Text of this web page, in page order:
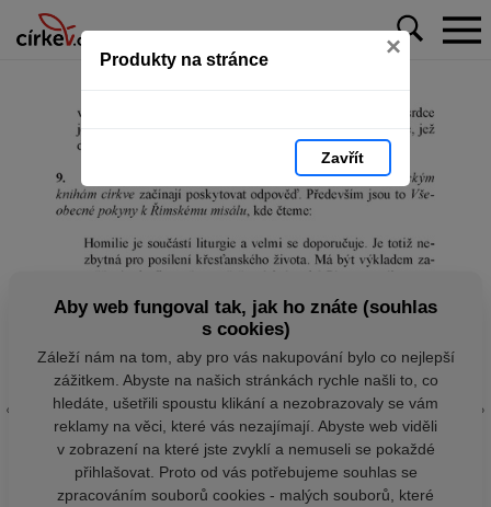
Produkty na stránce ×
Zavřít
Aby web fungoval tak, jak ho znáte (souhlas
s cookies)
Záleží nám na tom, aby pro vás nakupování bylo co nejlepší
zážitkem. Abyste na našich stránkách rychle našli to, co
hledáte, ušetřili spoustu klikání a nezobrazovaly se vám
reklamy na věci, které vás nezajímají. Abyste web viděli
v zobrazení na které jste zvyklí a nemuseli se pokaždé
přihlašovat. Proto od vás potřebujeme souhlas se
zpracováním souborů cookies - malých souborů, které